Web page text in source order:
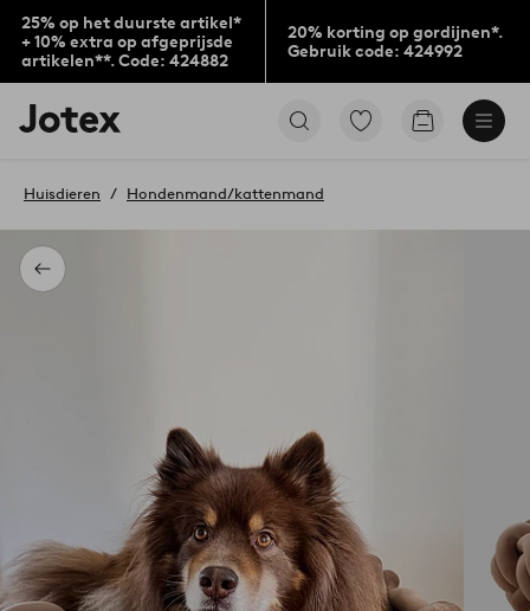
25% op het duurste artikel*
+ 10% extra op afgeprijsde
artikelen**. Code: 424882
20% korting op gordijnen*.
Gebruik code: 424992
Jotex
logo
to
home
page
Ga
Go
Terug
Huisdieren Hondenmand/kattenmand